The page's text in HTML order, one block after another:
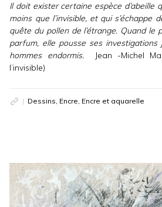
Il doit exister certaine espèce d’abeille
moins que l’invisible, et qui s’échappe
quête du pollen de l’étrange. Quand le
parfum, elle pousse ses
hommes endormis.
Jean -Michel
l’invisible)
Dessins, Encre, Encre et aquarelle